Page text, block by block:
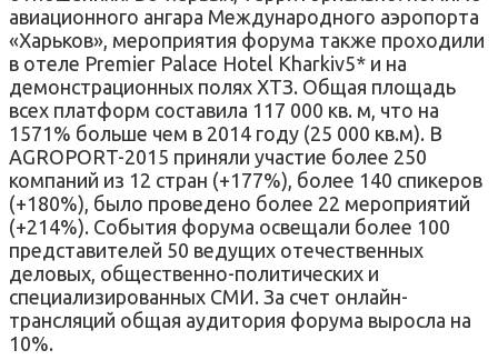
авиационного ангара Международного аэропорта
«Харьков», мероприятия форума также проходили
в отеле Premier Palace Hotel Kharkiv5* и на
демонстрационных полях ХТЗ. Общая площадь
всех платформ составила 117 000 кв. м, что на
1571% больше чем в 2014 году (25 000 кв.м). В
AGROPORT-2015 приняли участие более 250
компаний из 12 стран (+177%), более 140 спикеров
(+180%), было проведено более 22 мероприятий
(+214%). События форума освещали более 100
представителей 50 ведущих отечественных
деловых, общественно-политических и
специализированных СМИ. За счет онлайн-
трансляций общая аудитория форума выросла на
10%.